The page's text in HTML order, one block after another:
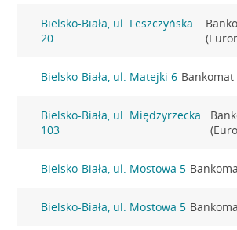
Bielsko-Biała, ul. Leszczyńska
20
Bielsko-Biała, ul. Matejki 6
Bielsko-Biała, ul. Międzyrzecka
103
Bielsko-Biała, ul. Mostowa 5
Bielsko-Biała, ul. Mostowa 5